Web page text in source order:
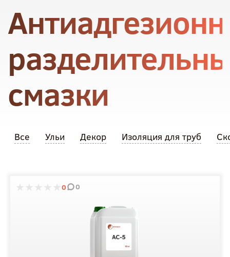
смазки
Все Ульи Декор Изоляция для труб
0 0